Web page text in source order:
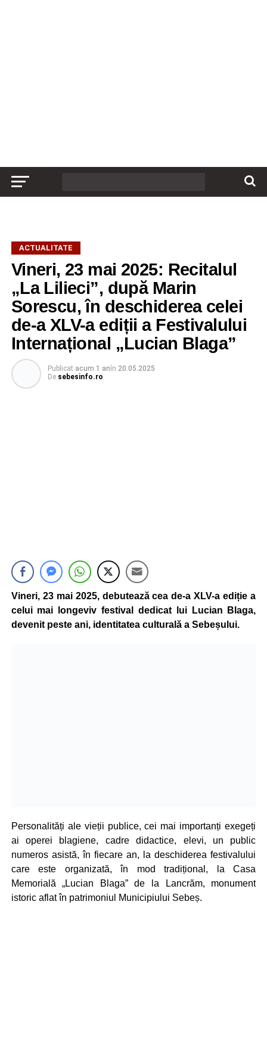
ACTUALITATE
Vineri, 23 mai 2025: Recitalul
„La Lilieci”, după Marin
Sorescu, în deschiderea celei
de-a XLV-a ediții a Festivalului
Internațional „Lucian Blaga”
Publicat acum 1 anîn 20.05.2025
De sebesinfo.ro
Vineri, 23 mai 2025, debutează cea de-a XLV-a ediție a
celui mai longeviv festival dedicat lui Lucian Blaga,
devenit peste ani, identitatea culturală a Sebeșului.
Personalități ale vieții publice, cei mai importanți exegeți
ai operei blagiene, cadre didactice, elevi, un public
numeros asistă, în fiecare an, la deschiderea festivalului
care este organizată, în mod tradițional, la Casa
Memorială „Lucian Blaga” de la Lancrăm, monument
istoric aflat în patrimoniul Municipiului Sebeș.